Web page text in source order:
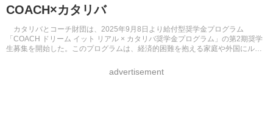
自由研究教材（小学生向け）
COACH×カタリバ
カタリバとコーチ財団は、2025年9月8日より給付型奨学金プログラム
「COACH ドリーム イット リアル × カタリバ奨学金プログラム」の第2期奨学
生募集を開始した。このプログラムは、経済的困難を抱える家庭や外国にルー
advertisement